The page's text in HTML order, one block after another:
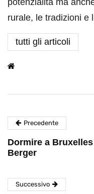
potenzialità ma
rurale, le tradizioni e
tutti gli articoli
Precedente
Dormire a
Berger
Successivo